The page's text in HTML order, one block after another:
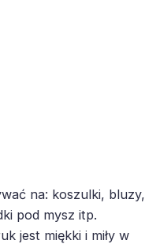
na: koszulki, bluzy,
pod mysz itp.
jest miękki i miły w